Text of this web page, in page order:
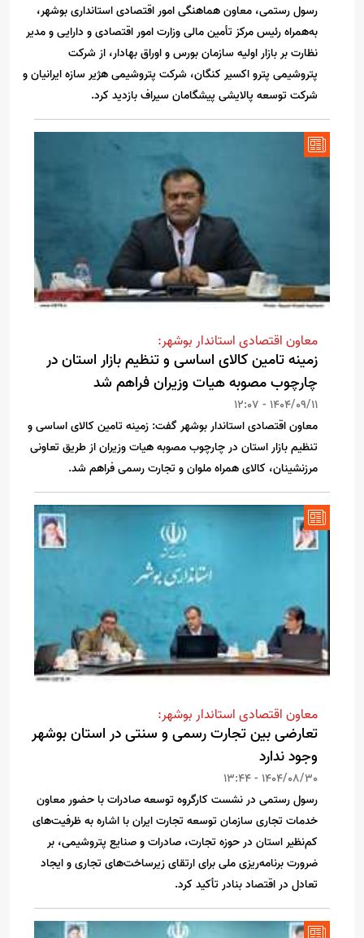
رسول رستمی، معاون هماهنگی امور اقتصادی استانداری بوشهر،
به‌همراه رئیس مرکز تأمین مالی وزارت امور اقتصادی و دارایی و مدیر
نظارت بر بازار اولیه سازمان بورس و اوراق بهادار، از شرکت
پتروشیمی پترو اکسیر کنگان، شرکت پتروشیمی هژیر سازه ایرانیان و
شرکت توسعه پالایشی پیشگامان سیراف بازدید کرد.
معاون اقتصادی استاندار بوشهر:
زمینه تامین کالای اساسی و تنظیم بازار استان در
چارچوب مصوبه هیات وزیران فراهم شد
1404/09/11 - 12:07
معاون اقتصادی استاندار بوشهر گفت: زمینه تامین کالای اساسی و
تنظیم بازار استان در چارچوب مصوبه هیات وزیران از طریق تعاونی
مرزنشینان، کالای همراه ملوان و تجارت رسمی فراهم شد.
معاون اقتصادی استاندار بوشهر:
تعارضی بین تجارت رسمی و سنتی در استان بوشهر
وجود ندارد
1404/08/30 - 13:44
رسول رستمی در نشست کارگروه توسعه صادرات با حضور معاون
خدمات تجاری سازمان توسعه تجارت ایران با اشاره به ظرفیت‌های
کم‌نظیر استان در حوزه تجارت، صادرات و صنایع پتروشیمی، بر
ضرورت برنامه‌ریزی ملی برای ارتقای زیرساخت‌های تجاری و ایجاد
تعادل در اقتصاد بنادر تأکید کرد.